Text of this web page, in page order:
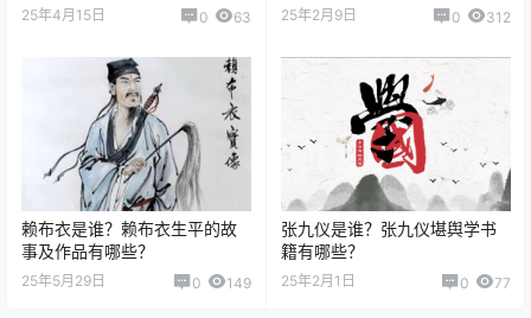
25年4月15日 0 63 25年2月9日 0 312
赖布衣是谁？赖布衣生平的故
事及作品有哪些？
25年5月29日 0 149
张九仪是谁？张九仪堪舆学书
籍有哪些？
25年2月1日 0 77